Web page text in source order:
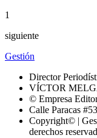
1
siguiente
Gestión
Director
VÍCTOR
© Empresa
Calle Paracas
Copyright© |
derechos